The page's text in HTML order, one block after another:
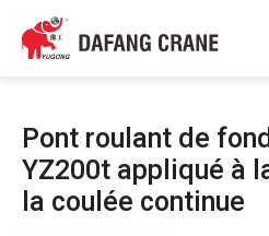
Pont roulant de
YZ200t appliqué à
la coulée continue
Bahasa Indonesia
Bahasa Melayu
বাংলা
فارسی
Pilipino